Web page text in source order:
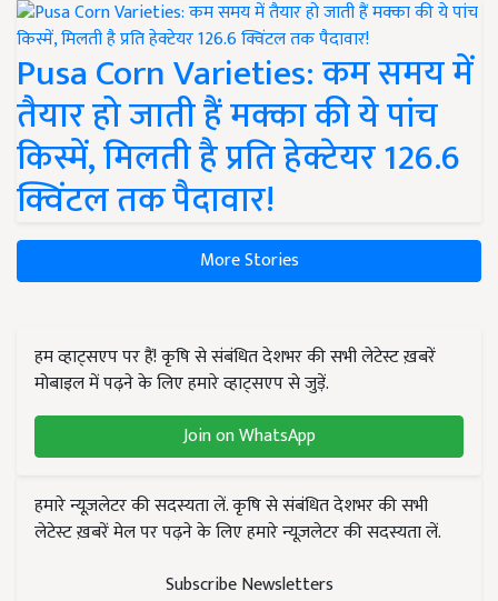
Pusa Corn Varieties: कम समय में
तैयार हो जाती हैं मक्का की ये पांच
किस्में, मिलती है प्रति हेक्टेयर 126.6
क्विंटल तक पैदावार!
More Stories
हम व्हाट्सएप पर हैं! कृषि से संबंधित देशभर की सभी लेटेस्ट ख़बरें
मोबाइल में पढ़ने के लिए हमारे व्हाट्सएप से जुड़ें.
Join on WhatsApp
हमारे न्यूज़लेटर की सदस्यता लें. कृषि से संबंधित देशभर की सभी
लेटेस्ट ख़बरें मेल पर पढ़ने के लिए हमारे न्यूज़लेटर की सदस्यता लें.
Subscribe Newsletters